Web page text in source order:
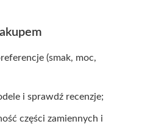
(smak, moc,
i sprawdź recenzje;
części zamiennych i